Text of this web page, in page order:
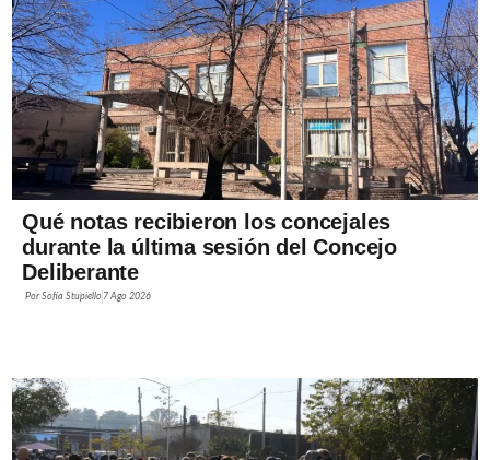
Qué notas recibieron los concejales
durante la última sesión del Concejo
Deliberante
PorSofía Stupiello 7 Ago 2026